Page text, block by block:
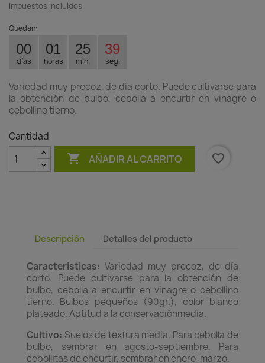
Impuestos incluidos
Quedan:
00
días
01
horas
25
min.
39
seg.
Variedad muy precoz, de día corto. Puede cultivarse para
la obtención de bulbo, cebolla a encurtir en vinagre o
cebollino tierno.
Cantidad
 AÑADIR AL CARRITO favorite_border
Descripción Detalles del producto
Caracteristicas: Variedad muy precoz, de día
corto. Puede cultivarse para la obtención de
bulbo, cebolla a encurtir en vinagre o cebollino
tierno. Bulbos pequeños (90gr.), color blanco
plateado. Aptitud a la conservaciónmedia.
Cultivo: Suelos de textura media. Para cebolla de
bulbo, sembrar en agosto-septiembre. Para
cebollitas de encurtir, sembrar en enero-marzo.